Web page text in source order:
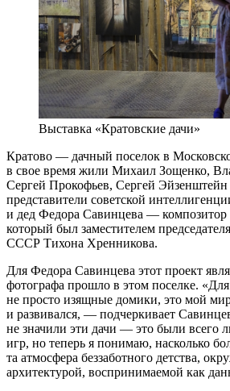
Выставка «Кратовские дачи»
Кратово — дачный поселок в
в свое время жили Михаил Зощенко,
Сергей Прокофьев, Сергей Эйзенштейн
представители советской
и дед Федора Савинцева —
который был заместителем
СССР Тихона Хренникова.
Для Федора Савинцева этот проект
фотографа прошло в этом поселке.
не просто изящные домики, это мой
и развивался, — подчеркивает
не значили эти дачи — это были всего
игр, но теперь я понимаю, насколько
та атмосфера беззаботного детства,
архитектурой, воспринимаемой как